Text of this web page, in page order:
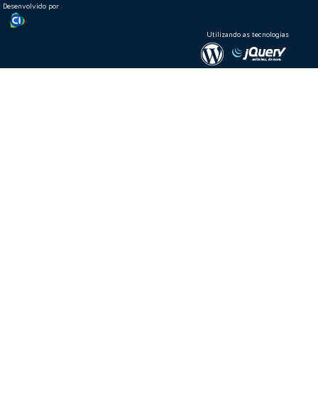
Desenvolvido por
Utilizando as tecnologias